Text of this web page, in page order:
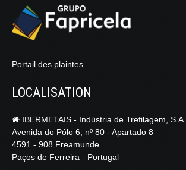
Portail des plaintes
LOCALISATION
IBERMETAIS - Indústria de Trefilagem, S.A.
Avenida do Pólo 6, nº 80 - Apartado 8
4591 - 908 Freamunde
Paços de Ferreira - Portugal